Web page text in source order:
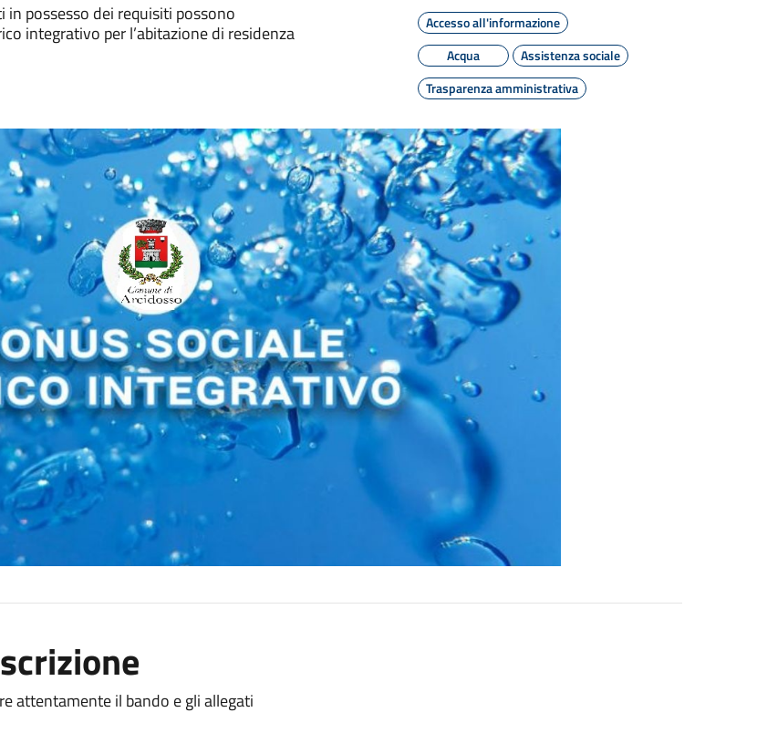
possesso dei requisiti possono
integrativo per l’abitazione di residenza
Accesso all'informazione
Acqua
Assistenza sociale
Trasparenza amministrativa
attentamente il bando e gli allegati